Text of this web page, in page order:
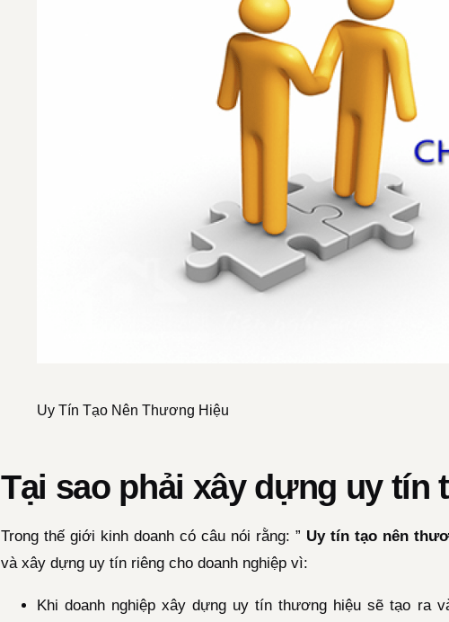
Uy Tín Tạo Nên Thương Hiệu
Tại sao phải xây dựng uy tín
Trong thế giới kinh doanh có câu nói rằng: ” Uy tín tạo nên
và xây dựng uy tín riêng cho doanh nghiệp vì:
Khi doanh nghiệp xây dựng uy tín thương hiệu sẽ tạo ra